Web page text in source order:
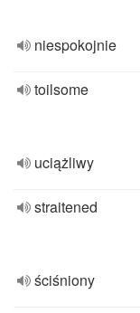
niespokojnie
toilsome
uciążliwy
straitened
ściśniony